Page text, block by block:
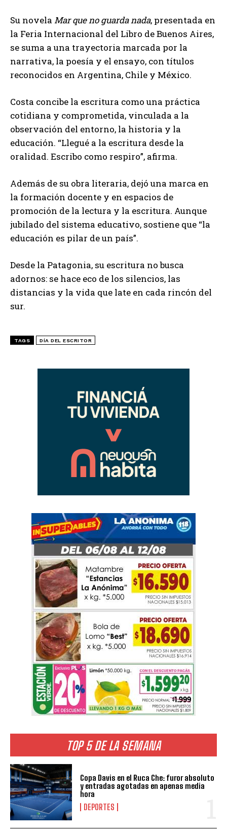
TOP 5 DE LA SEMANA
Copa Davis en el Ruca Che: furor absoluto
y entradas agotadas en apenas media
hora
DEPORTES
Su novela Mar que no guarda nada, presentada en
la Feria Internacional del Libro de Buenos Aires,
se suma a una trayectoria marcada por la
narrativa, la poesía y el ensayo, con títulos
reconocidos en Argentina, Chile y México.
Costa concibe la escritura como una práctica
cotidiana y comprometida, vinculada a la
observación del entorno, la historia y la
educación. “Llegué a la escritura desde la
oralidad. Escribo como respiro”, afirma.
Además de su obra literaria, dejó una marca en
la formación docente y en espacios de
promoción de la lectura y la escritura. Aunque
jubilado del sistema educativo, sostiene que “la
educación es pilar de un país”.
Desde la Patagonia, su escritura no busca
adornos: se hace eco de los silencios, las
distancias y la vida que late en cada rincón del
sur.
TAGS DÍA DEL ESCRITOR